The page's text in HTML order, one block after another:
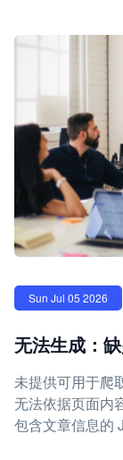
Sun Jul 05 2026
无法生成：
未提供可用于爬
无法依据页面内
包含文章信息的